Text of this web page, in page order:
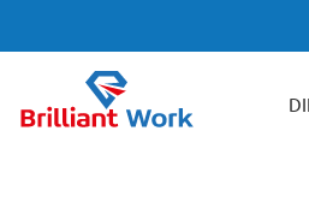
inhoud